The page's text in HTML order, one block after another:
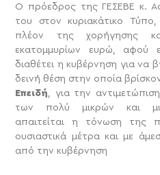
Ο πρόεδρος της ΓΕΣΕΒΕ κ.
του στον κυριακάτικο Τύπο,
πλέον της χορήγησης
εκατομμυρίων ευρώ, αφού
διαθέτει η κυβέρνηση για να
δεινή θέση στην οποία
Επειδή , για την
των πολύ μικρών και
απαιτείται η τόνωση της
ουσιαστικά μέτρα και με
από την κυβέρνηση